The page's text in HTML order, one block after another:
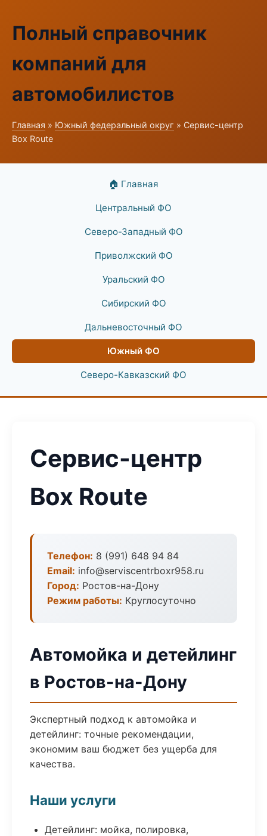
Полный справочник
компаний для
автомобилистов
Главная » Южный федеральный округ » Сервис-центр
Box Route
🏠 Главная
Центральный ФО
Северо-Западный ФО
Приволжский ФО
Уральский ФО
Сибирский ФО
Дальневосточный ФО
Южный ФО
Северо-Кавказский ФО
Сервис-центр
Box Route
Телефон: 8 (991) 648 94 84
Email: info@serviscentrboxr958.ru
Город: Ростов-на-Дону
Режим работы: Круглосуточно
Автомойка и детейлинг
в Ростов-на-Дону
Экспертный подход к автомойка и
детейлинг: точные рекомендации,
экономим ваш бюджет без ущерба для
качества.
Наши услуги
Детейлинг: мойка, полировка,